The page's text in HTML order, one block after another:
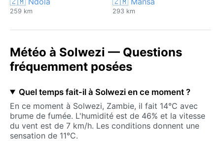
259 km 293 km
Météo à Solwezi — Questions
fréquemment posées
Quel temps fait-il à Solwezi en ce moment ?
En ce moment à Solwezi, Zambie, il fait 14°C avec
brume de fumée. L'humidité est de 46% et la vitesse
du vent est de 7 km/h. Les conditions donnent une
sensation de 11°C.